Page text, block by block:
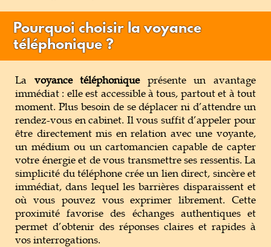
Pourquoi choisir la voyance
téléphonique ?
La voyance téléphoniqueprésente un avantage
immédiat : elle est accessible à tous, partout et à tout
moment. Plus besoin de se déplacer ni d’attendre un
rendez-vous en cabinet. Il vous suffit d’appeler pour
être directement mis en relation avec une voyante,
un médium ou un cartomancien capable de capter
votre énergie et de vous transmettre ses ressentis. La
simplicité du téléphone crée un lien direct, sincère et
immédiat, dans lequel les barrières disparaissent et
où vous pouvez vous exprimer librement. Cette
proximité favorise des échanges authentiques et
permet d’obtenir des réponses claires et rapides à
vos interrogations.